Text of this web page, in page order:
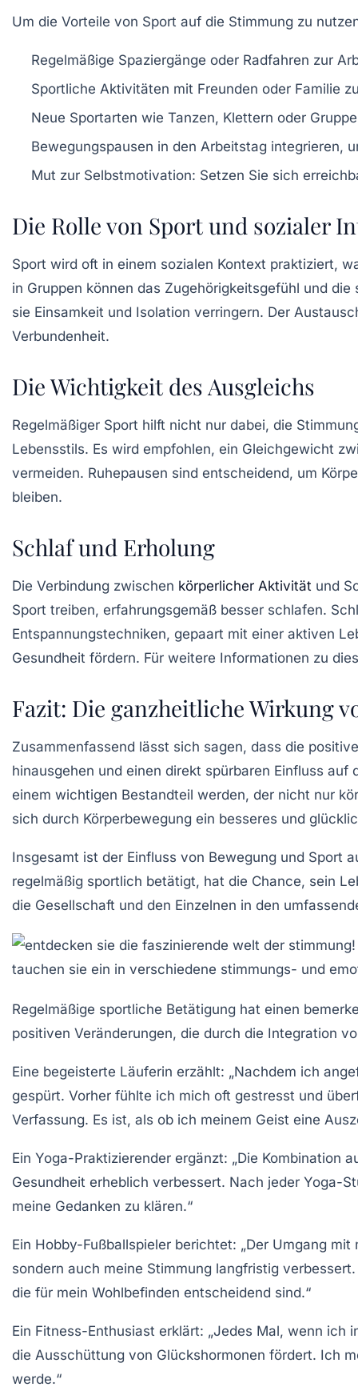
Um die Vorteile von Sport auf die Stimmung zu
Regelmäßige Spaziergänge oder Radfahren zur
Sportliche Aktivitäten mit Freunden oder Familie
Neue Sportarten wie Tanzen, Klettern oder
Bewegungspausen in den Arbeitstag integrieren,
Mut zur Selbstmotivation: Setzen Sie sich
Die Rolle von Sport und sozialer
Sport wird oft in einem sozialen Kontext praktiziert,
in Gruppen können das Zugehörigkeitsgefühl und
sie Einsamkeit und Isolation verringern. Der
Verbundenheit.
Die Wichtigkeit des Ausgleichs
Regelmäßiger Sport hilft nicht nur dabei, die
Lebensstils. Es wird empfohlen, ein Gleichgewicht
vermeiden. Ruhepausen sind entscheidend, um
bleiben.
Schlaf und Erholung
Die Verbindung zwischen körperlicher Aktivität und
Sport treiben, erfahrungsgemäß besser schlafen.
Entspannungstechniken, gepaart mit einer aktiven
Gesundheit fördern. Für weitere Informationen zu
Fazit: Die ganzheitliche Wirkung
Zusammenfassend lässt sich sagen, dass die
hinausgehen und einen direkt spürbaren Einfluss auf
einem wichtigen Bestandteil werden, der nicht nur
sich durch Körperbewegung ein besseres und
Insgesamt ist der Einfluss von Bewegung und Sport
regelmäßig sportlich betätigt, hat die Chance, sein
die Gesellschaft und den Einzelnen in den
Regelmäßige sportliche Betätigung hat einen
positiven Veränderungen, die durch die Integration
Eine begeisterte Läuferin erzählt: „Nachdem ich
gespürt. Vorher fühlte ich mich oft gestresst und
Verfassung. Es ist, als ob ich meinem Geist eine
Ein Yoga-Praktizierender ergänzt: „Die
Gesundheit erheblich verbessert. Nach jeder Yoga-
meine Gedanken zu klären.“
Ein Hobby-Fußballspieler berichtet: „Der Umgang
sondern auch meine Stimmung langfristig
die für mein Wohlbefinden entscheidend sind.“
Ein Fitness-Enthusiast erklärt: „Jedes Mal, wenn
die Ausschüttung von Glückshormonen fördert. Ich
werde.“